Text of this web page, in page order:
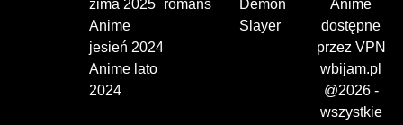
zima 2025
Anime
jesień 2024
Anime lato
2024
romans
Demon
Slayer
Anime
dostępne
przez VPN
wbijam.pl
@2026 -
wszystkie